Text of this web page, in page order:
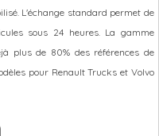
L'échange standard permet de
sous 24 heures. La gamme
plus de 80% des références de
pour Renault Trucks et Volvo